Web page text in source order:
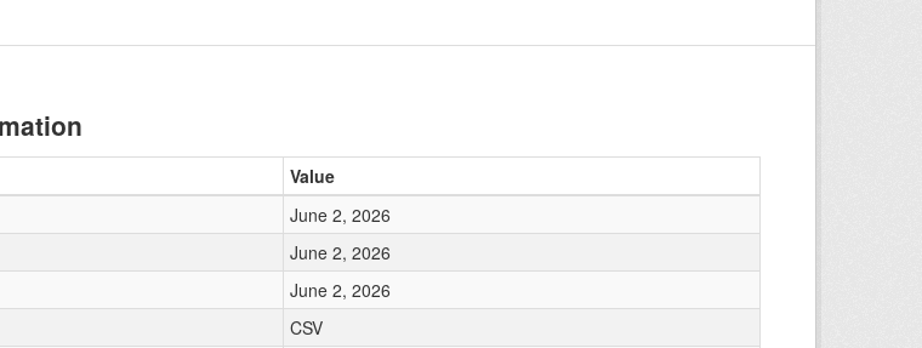
Value
June 2, 2026
June 2, 2026
June 2, 2026
CSV